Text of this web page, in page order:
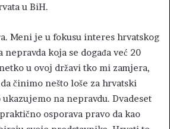
u BiH.
Meni je u fokusu interes hrvatskog
koja se događa već 20
u ovoj državi tko mi zamjera,
činimo nešto loše za hrvatski
na nepravdu. Dvadeset
osporava pravo da kao